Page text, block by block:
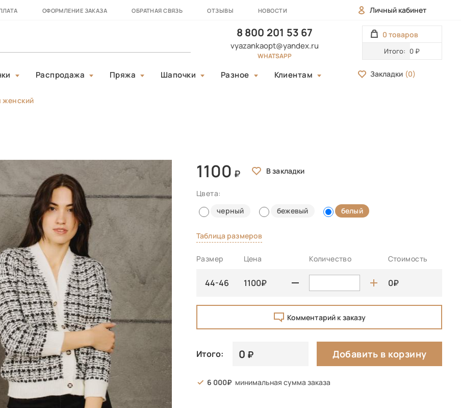
ОФОРМЛЕНИЕ ЗАКАЗА ОБРАТНАЯ СВЯЗЬ ОТЗЫВЫ НОВОСТИ Личный кабинет
8 800 201 53 67
vyazankaopt@yandex.ru
WHATSAPP
0 товаров
Итого: 0 ₽
Распродажа Пряжа Шапочки Разное Клиентам Закладки (0)
женский
1100
Цвета:
черный
бежевый белый
Таблица размеров
Размер Цена Количество Стоимость
44-46 1100 0
Комментарий к заказу
Итого: 0 Добавить в корзину
6 000 минимальная сумма заказа